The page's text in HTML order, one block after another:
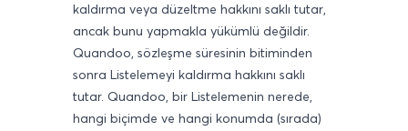
kaldırma veya düzeltme hakkını saklı tutar,
ancak bunu yapmakla yükümlü değildir.
Quandoo, sözleşme süresinin bitiminden
sonra Listelemeyi kaldırma hakkını saklı
tutar. Quandoo, bir Listelemenin nerede,
hangi biçimde ve hangi konumda (sırada)